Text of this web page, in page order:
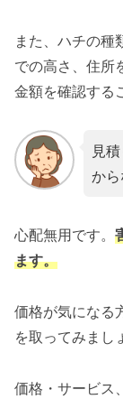
また、ハチの種
での高さ、住所
金額を確認する
見
から
心配無用です。
ます。
価格が気になる
を取ってみまし
価格・サービス